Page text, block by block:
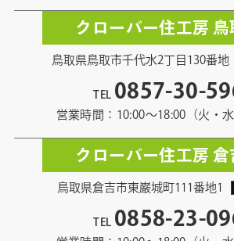
クローバー住工房 鳥
鳥取県鳥取市千代水2丁目130番地
TEL 0857-30-
営業時間：10:00〜18:00（火・水
クローバー住工房 倉
鳥取県倉吉市東巌城町111番地1
TEL 0858-23-